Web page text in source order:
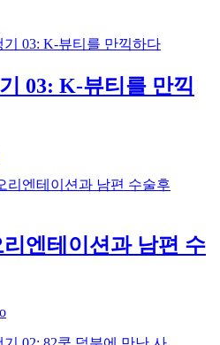
03: K-뷰티를 만끽
엔테이션과 남편 수